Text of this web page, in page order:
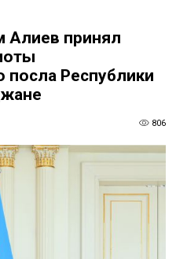
Алиев принял
посла Республики
806